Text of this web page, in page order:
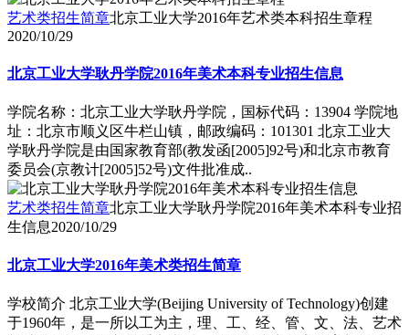
艺术类招生简章北京工业大学2016年艺术类本科招生章程
2020/10/29
北京工业大学耿丹学院2016年美术本科专业招生信息
学院名称：北京工业大学耿丹学院，国标代码：13904 学院地
址：北京市顺义区牛栏山镇，邮政编码：101301 北京工业大
学耿丹学院是由国家教育部(教发函[2005]92号)和北京市教育
委员会(京教计[2005]52号)文件批准成..
艺术类招生简章北京工业大学耿丹学院2016年美术本科专业招
生信息2020/10/29
北京工业大学2016年美术类招生简章
学校简介 北京工业大学(Beijing University of Technology)创建
于1960年，是一所以工为主，理、工、经、管、文、法、艺术